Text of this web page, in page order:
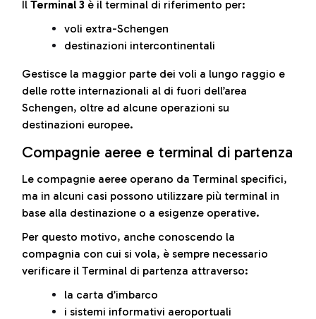
Il Terminal 3 è il terminal di riferimento per:
voli extra-Schengen
destinazioni intercontinentali
Gestisce la maggior parte dei voli a lungo raggio e
delle rotte internazionali al di fuori dell’area
Schengen, oltre ad alcune operazioni su
destinazioni europee.
Compagnie aeree e terminal di partenza
Le compagnie aeree operano da Terminal specifici,
ma in alcuni casi possono utilizzare più terminal in
base alla destinazione o a esigenze operative.
Per questo motivo, anche conoscendo la
compagnia con cui si vola, è sempre necessario
verificare il Terminal di partenza attraverso:
la carta d’imbarco
i sistemi informativi aeroportuali